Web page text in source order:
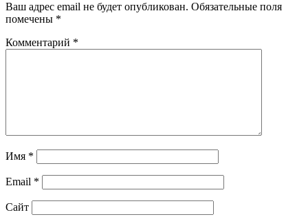
Ваш адрес email не будет опубликован. Обязательные поля
помечены *
Комментарий *
Имя *
Email *
Сайт